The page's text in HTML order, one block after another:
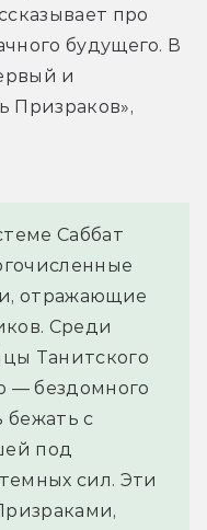
про
будущего. В
и
Призраков»,
Саббат
отражающие
Среди
Танитского
— бездомного
бежать с
под
сил. Эти